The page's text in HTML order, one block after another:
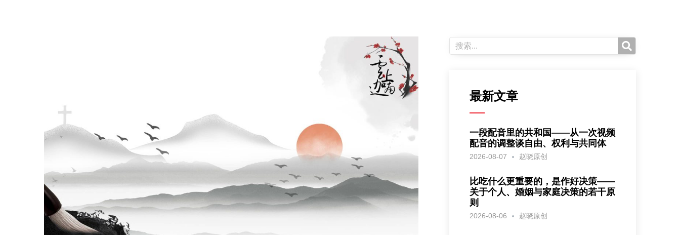
最新文章
一段配音里的共和国——从一次视频
配音的调整谈自由、权利与共同体
2026-08-07 赵晓原创
比吃什么更重要的，是作好决策——
关于个人、婚姻与家庭决策的若干原
则
2026-08-06 赵晓原创